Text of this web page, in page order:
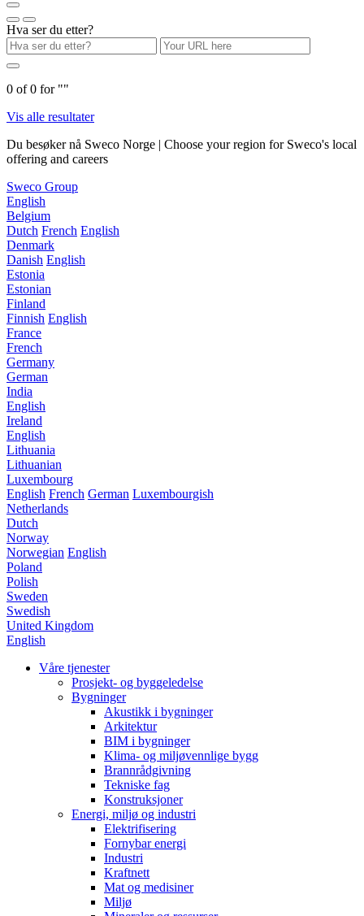
Hva ser du etter?
0 of0 for ""
Vis alle resultater
Du besøker nå Sweco Norge | Choose your region for Sweco's local
offering and careers
Sweco Group
English
Belgium
Dutch French English
Denmark
Danish English
Estonia
Estonian
Finland
Finnish English
France
French
Germany
German
India
English
Ireland
English
Lithuania
Lithuanian
Luxembourg
English French German Luxembourgish
Netherlands
Dutch
Norway
Norwegian English
Poland
Polish
Sweden
Swedish
United Kingdom
English
Våre tjenester
Prosjekt- og byggeledelse
Bygninger
Akustikk i bygninger
Arkitektur
BIM i bygninger
Klima- og miljøvennlige bygg
Brannrådgivning
Tekniske fag
Konstruksjoner
Energi, miljø og industri
Elektrifisering
Fornybar energi
Industri
Kraftnett
Mat og medisiner
Miljø